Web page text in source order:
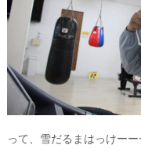
って、雪だるまはっけー